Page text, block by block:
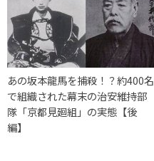
あの坂本龍馬を捕殺！？約400名
で組織された幕末の治安維持部
隊「京都見廻組」の実態【後
編】